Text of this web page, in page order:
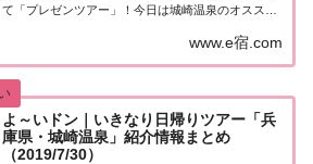
て「プレゼンツアー」！今日は城崎温泉のオススメ
年に一度のレア映像など、取り上げられたスポット
はこちら！「城崎温泉」日帰りプレゼンツアー...
www.e宿.com
よ～いドン｜いきなり日帰りツアー「兵
庫県・城崎温泉」紹介情報まとめ
（2019/7/30）